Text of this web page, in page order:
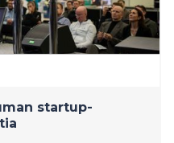
startup-